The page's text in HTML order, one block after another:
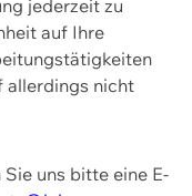
jederzeit zu
auf Ihre
allerdings nicht
uns bitte eine E-